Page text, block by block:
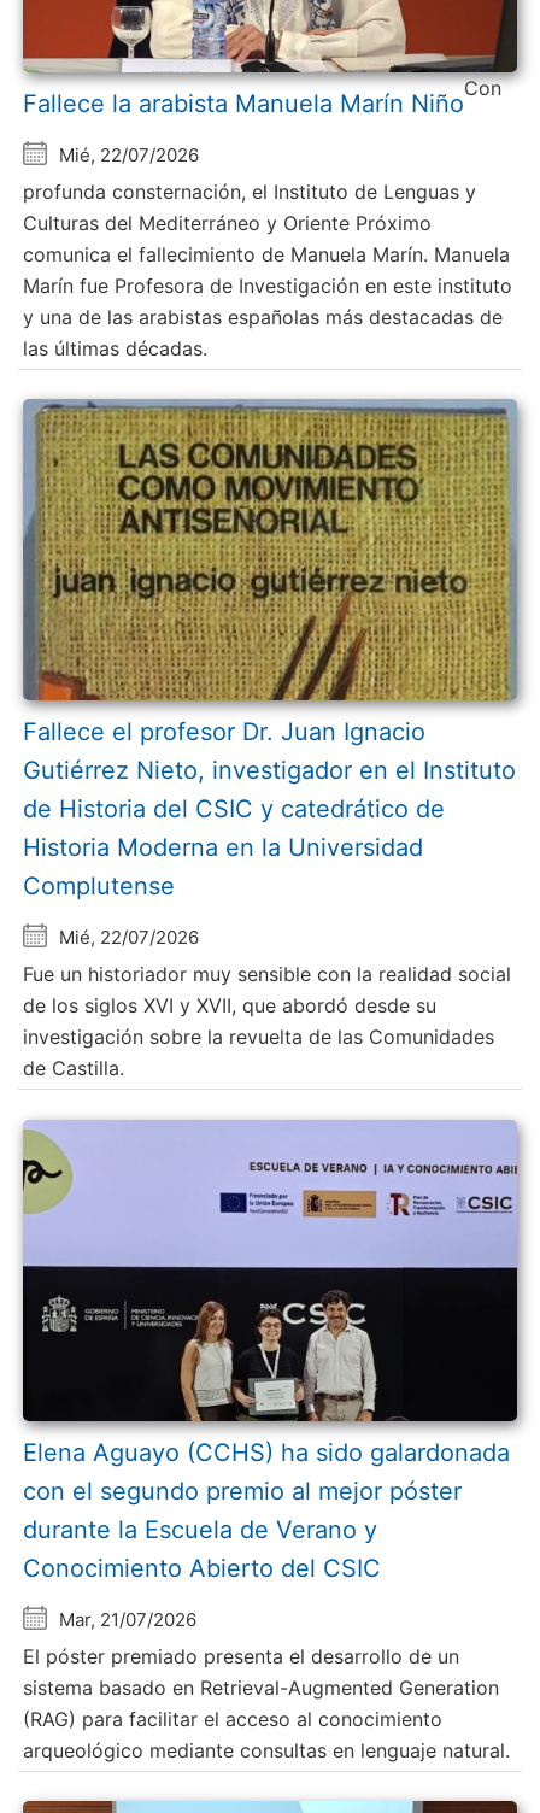
Fallece la arabista Manuela Marín Niño
Mié, 22/07/2026
Con
profunda consternación, el Instituto de Lenguas y
Culturas del Mediterráneo y Oriente Próximo
comunica el fallecimiento de Manuela Marín. Manuela
Marín fue Profesora de Investigación en este instituto
y una de las arabistas españolas más destacadas de
las últimas décadas.
Fallece el profesor Dr. Juan Ignacio
Gutiérrez Nieto, investigador en el Instituto
de Historia del CSIC y catedrático de
Historia Moderna en la Universidad
Complutense
Mié, 22/07/2026
Fue un historiador muy sensible con la realidad social
de los siglos XVI y XVII, que abordó desde su
investigación sobre la revuelta de las Comunidades
de Castilla.
Elena Aguayo (CCHS) ha sido galardonada
con el segundo premio al mejor póster
durante la Escuela de Verano y
Conocimiento Abierto del CSIC
Mar, 21/07/2026
El póster premiado presenta el desarrollo de un
sistema basado en Retrieval-Augmented Generation
(RAG) para facilitar el acceso al conocimiento
arqueológico mediante consultas en lenguaje natural.